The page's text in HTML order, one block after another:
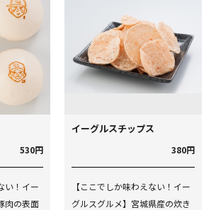
530円
い！イー
肉の表面
イーグルスチップス
380円
【ここでしか味わえない！イー
グルスグルメ】宮城県産の炊き